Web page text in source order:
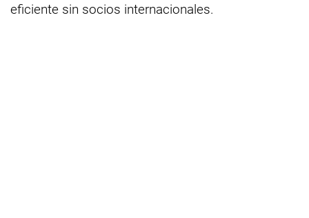
eficiente sin socios internacionales.